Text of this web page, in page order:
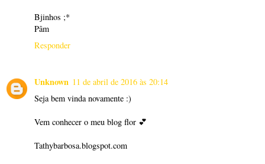
Bjinhos ;*
Pâm
Responder
Unknown 11 de abril de 2016 às 20:14
Seja bem vinda novamente :)
Vem conhecer o meu blog flor 💕
Tathybarbosa.blogspot.com